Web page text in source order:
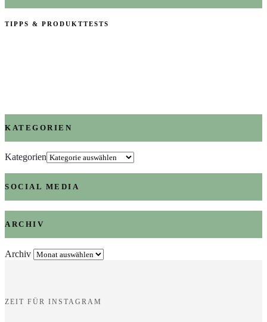
TIPPS & PRODUKTTESTS
KATEGORIEN
Kategorien
SOCIAL MEDIA
ARCHIV
Archiv
ZEIT FÜR INSTAGRAM